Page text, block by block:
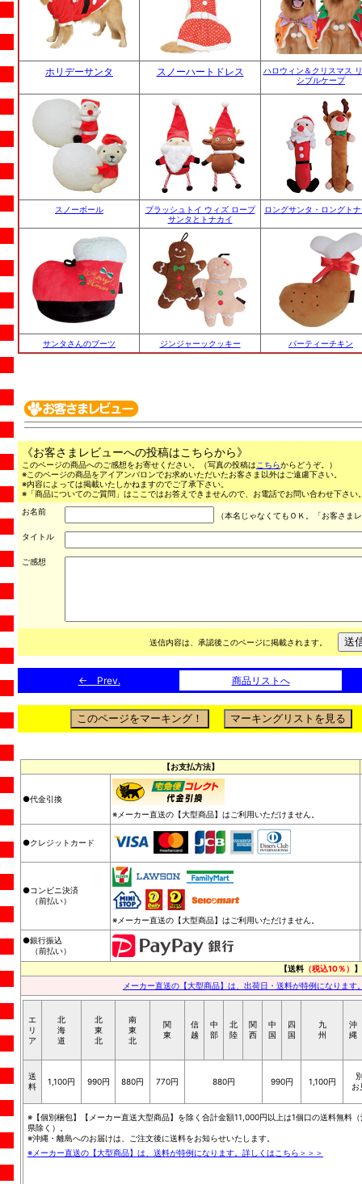
ホリデーサンタ スノーハートドレス
ハロウィン＆クリスマス
シブルケープ
スノーボール
プラッシュトイ ウィズ ロープ
サンタとトナカイ
ロングサンタ・ロングト
サンタさんのブーツ ジンジャーックッキー パーティーチキン
《お客さまレビューへの投稿はこちらから》
このページの商品へのご感想をお寄せください。（写真の投稿は こちらからどうぞ。）
※このページの商品をアイアンバロンでお求めいただいたお客さま以外はご遠慮下さい。
※内容によっては掲載いたしかねますのでご了承下さい。
※「商品についてのご質問」はここではお答えできませんので、お電話でお問い合わせ下さ
お名前
（本名じゃなくてもＯＫ。「お客さま
タイトル
ご感想
送信内容は、承認後このページに掲載されます。
← Prev. 商品リストへ
【お支払方法】
●代金引換
※メーカー直送の【大型商品】はご利用いただけません。
●クレジットカード
●コンビニ決済
（前払い）
※メーカー直送の【大型商品】はご利用いただけません。
●銀行振込
（前払い）
【送料 （税込10％） 】
メーカー直送の【大型商品】は、出荷日・送料が特例になりま
エ
リ
ア
北
海
道
北
東
北
南
東
北
関
東
信
越
中
部
北
陸
関
西
中
国
四
国
九
州
沖
縄
送
料
1,100円 990円 880円 770円 880円 990円 1,100円
お
※【個別梱包】【メーカー直送大型商品】を除く合計金額11,000円以上は1個口の送料無料（
県除く）。
※沖縄・離島へのお届けは、ご注文後に送料をお知らせいたします。
※メーカー直送の【大型商品】は、送料が特例になります。詳しくはこちら＞＞＞